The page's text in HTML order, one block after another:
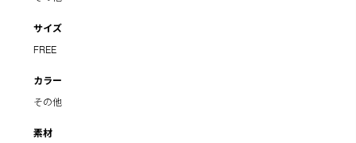
サイズ
FREE
カラー
その他
素材